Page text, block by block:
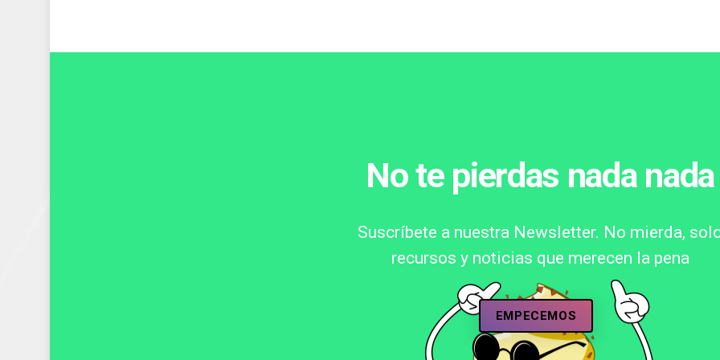
No te pierdas nada nada
Suscríbete a nuestra Newsletter. No mierda,
recursos y noticias que merecen la pena
EMPECEMOS